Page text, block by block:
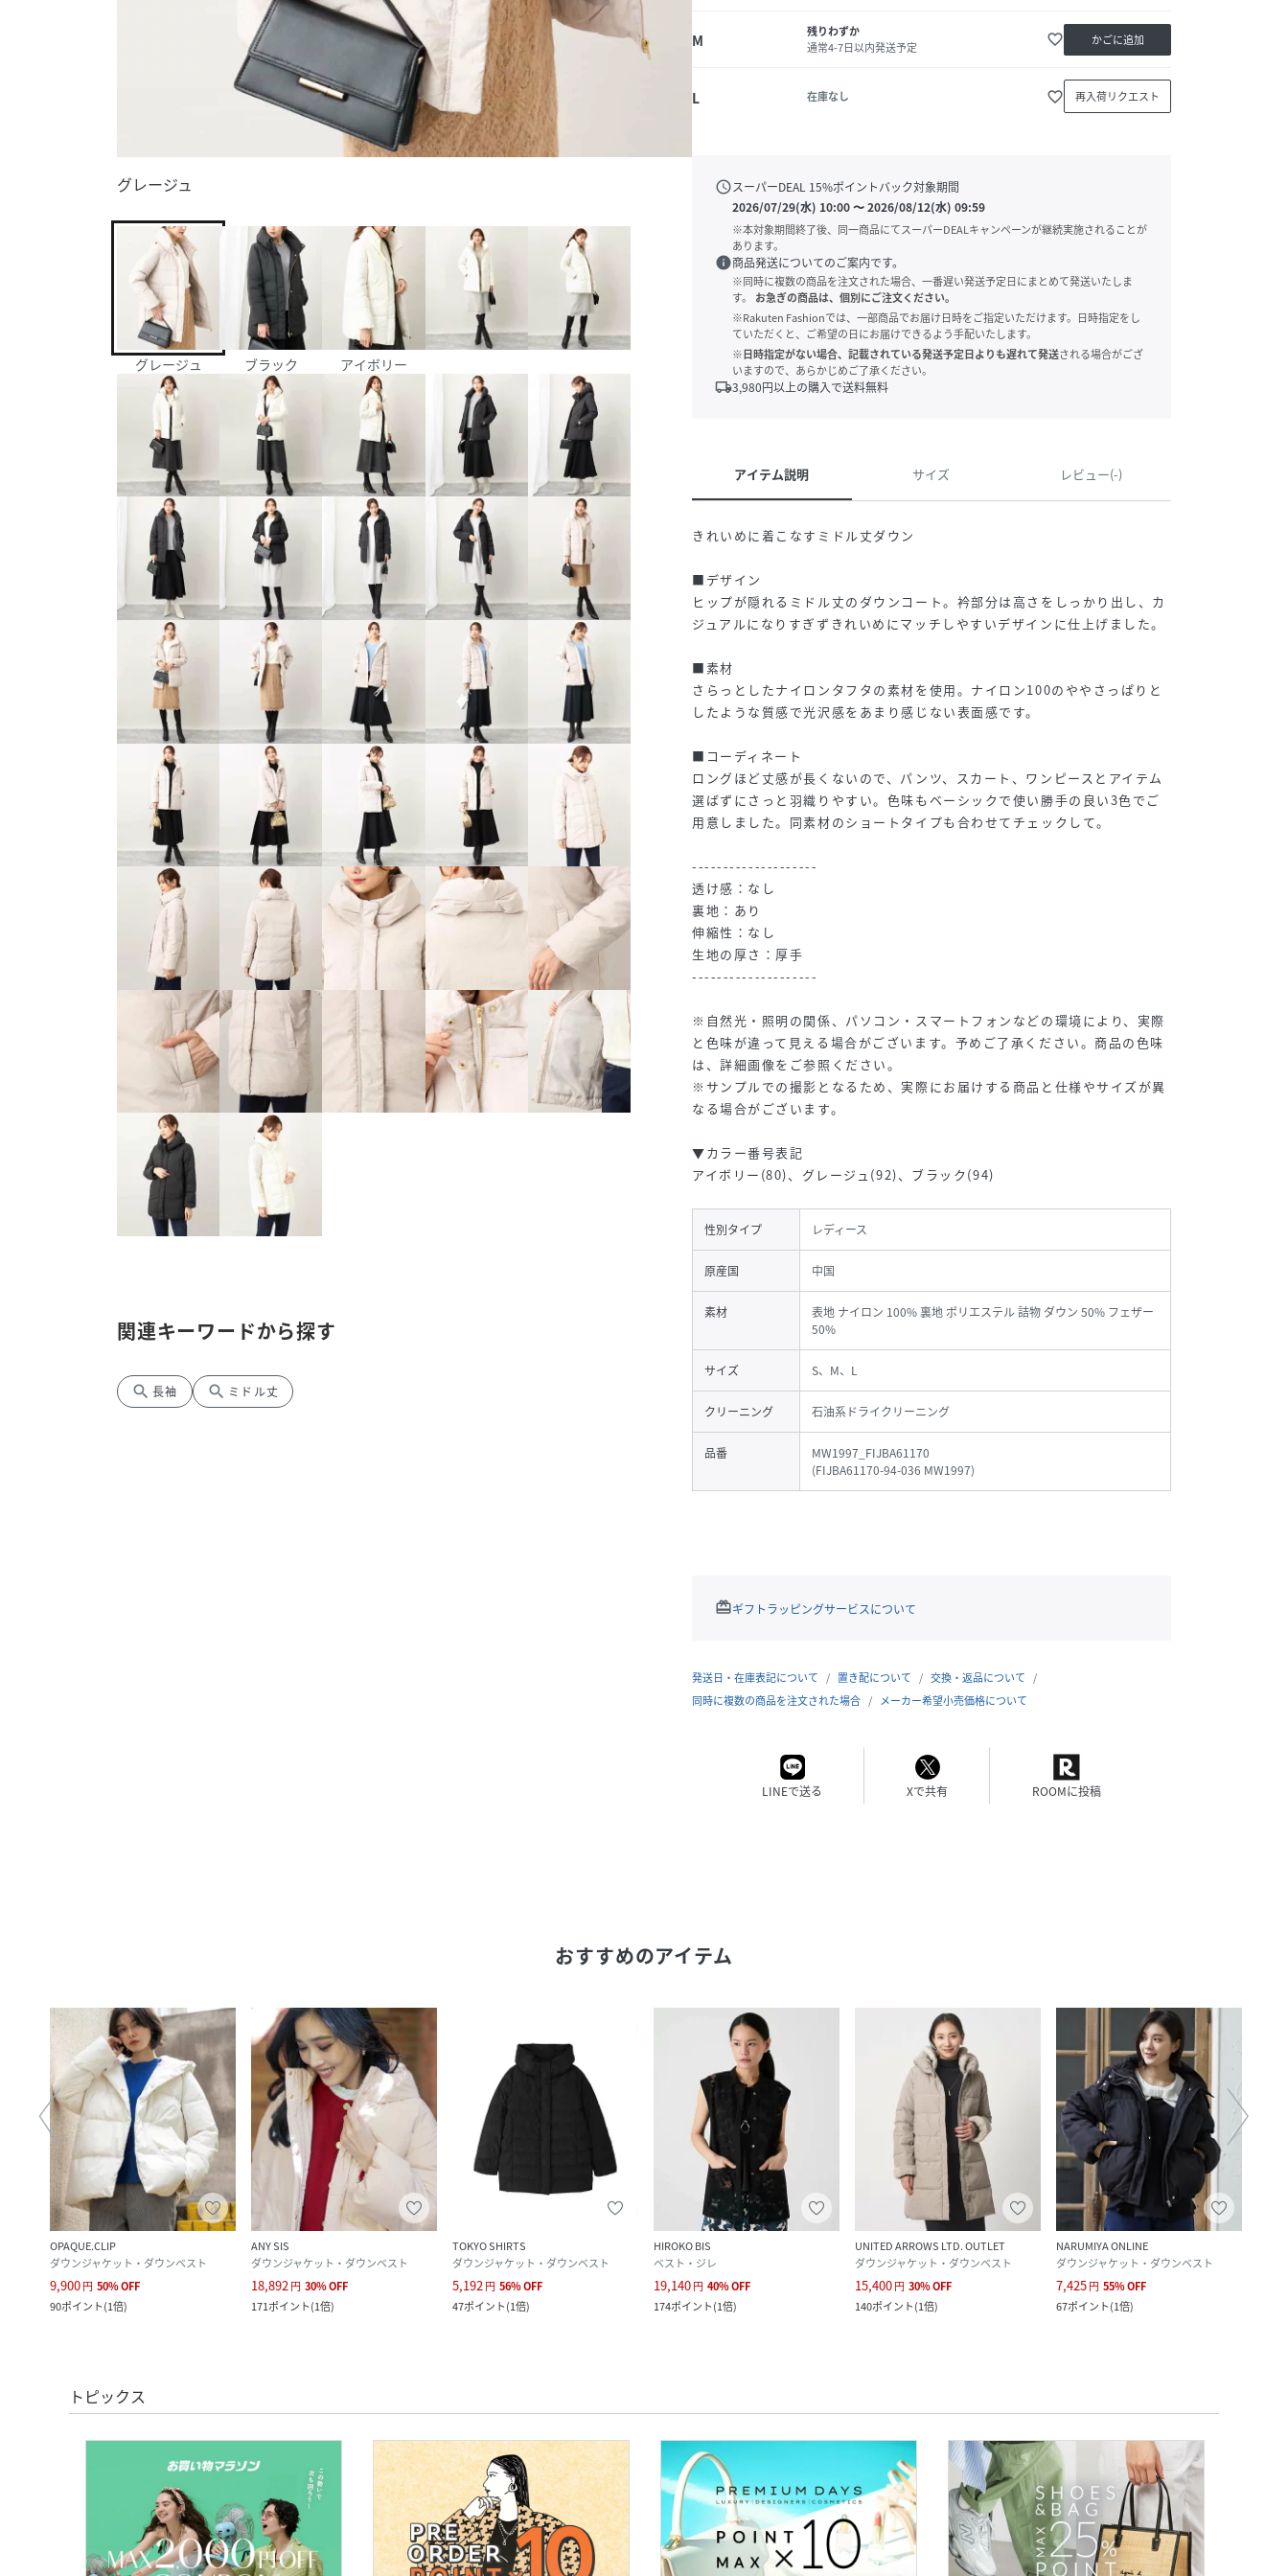
グレージュ
グレージュ ブラック アイボリー
関連キーワードから探す
search 長袖 search ミドル丈
M
残りわずか
通常4-7日以内発送予定
favorite_border かごに追加
L 在庫なし favorite_border 再入荷リクエスト
scheduleスーパーDEAL 15%ポイントバック対象期間
2026/07/29(水) 10:00〜2026/08/12(水) 09:59
※本対象期間終了後、同一商品にてスーパーDEALキャンペーンが継続実施されることが
あります。
info商品発送についてのご案内です。
※同時に複数の商品を注文された場合、一番遅い発送予定日にまとめて発送いたしま
す。
お急ぎの商品は、個別にご注文ください。
※Rakuten Fashionでは、一部商品でお届け日時をご指定いただけます。日時指定をし
ていただくと、ご希望の日にお届けできるよう手配いたします。
※日時指定がない場合、記載されている発送予定日よりも遅れて発送される場合がござ
いますので、あらかじめご了承ください。
local_shipping3,980円以上の購入で送料無料
アイテム説明 サイズ レビュー(-)
きれいめに着こなすミドル丈ダウン
■デザイン
ヒップが隠れるミドル丈のダウンコート。衿部分は高さをしっかり出し、カ
ジュアルになりすぎずきれいめにマッチしやすいデザインに仕上げました。
■素材
さらっとしたナイロンタフタの素材を使用。ナイロン100のややさっぱりと
したような質感で光沢感をあまり感じない表面感です。
■コーディネート
ロングほど丈感が長くないので、パンツ、スカート、ワンピースとアイテム
選ばずにさっと羽織りやすい。色味もベーシックで使い勝手の良い3色でご
用意しました。同素材のショートタイプも合わせてチェックして。
--------------------
透け感：なし
裏地：あり
伸縮性：なし
生地の厚さ：厚手
--------------------
※自然光・照明の関係、パソコン・スマートフォンなどの環境により、実際
と色味が違って見える場合がございます。予めご了承ください。商品の色味
は、詳細画像をご参照ください。
※サンプルでの撮影となるため、実際にお届けする商品と仕様やサイズが異
なる場合がございます。
▼カラー番号表記
アイボリー(80)、グレージュ(92)、ブラック(94)
性別タイプ レディース
原産国 中国
素材
表地 ナイロン 100% 裏地 ポリエステル 詰物 ダウン 50% フェザー
50%
サイズ S、M、L
クリーニング 石油系ドライクリーニング
品番
MW1997_FIJBA61170
(FIJBA61170-94-036 MW1997)
redeemギフトラッピングサービスについて
発送日・在庫表記について 置き配について
交換・返品について
同時に複数の商品を注文された場合
メーカー希望小売価格について
LINEで送る Xで共有 ROOMに投稿
おすすめのアイテム
OPAQUE.CLIP
ダウンジャケット・ダウンベスト
9,900円 50%OFF
90ポイント(1倍)
ANY SIS
ダウンジャケット・ダウンベスト
18,892円 30%OFF
171ポイント(1倍)
TOKYO SHIRTS
ダウンジャケット・ダウンベスト
5,192円 56%OFF
47ポイント(1倍)
HIROKO BIS
ベスト・ジレ
19,140円 40%OFF
174ポイント(1倍)
UNITED ARROWS LTD. OUTLET
ダウンジャケット・ダウンベスト
15,400円 30%OFF
140ポイント(1倍)
NARUMIYA ONLINE
ダウンジャケット・ダウンベスト
7,425円 55%OFF
67ポイント(1倍)
トピックス